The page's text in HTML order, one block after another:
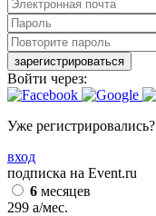
зарегистрироваться
Войти через:
Уже регистрировались?
вход
подписка на Event.ru
6 месяцев
299 a/мес.